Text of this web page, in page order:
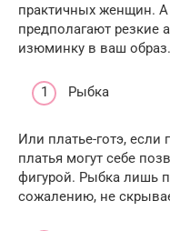
практичных женщин.
предполагают резкие
изюминку в ваш образ.
Рыбка
Или платье-готэ, если
платья могут себе
фигурой. Рыбка лишь
сожалению, не